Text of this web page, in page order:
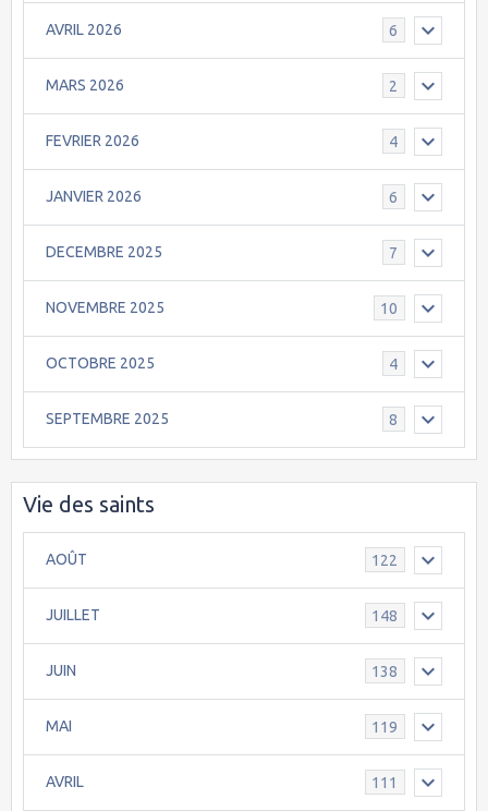
AVRIL 2026 6
MARS 2026 2
FEVRIER 2026 4
JANVIER 2026 6
DECEMBRE 2025 7
NOVEMBRE 2025 10
OCTOBRE 2025 4
SEPTEMBRE 2025 8
Vie des saints
AOÛT 122
JUILLET 148
JUIN 138
MAI 119
AVRIL 111